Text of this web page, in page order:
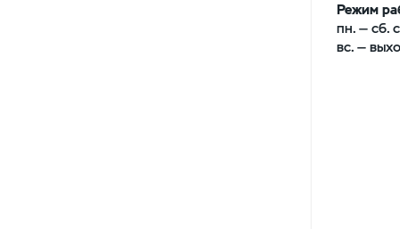
Режим
пн. — сб.
вс. —